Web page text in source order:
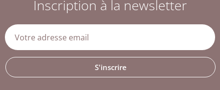
Inscription à la newsletter
S'inscrire